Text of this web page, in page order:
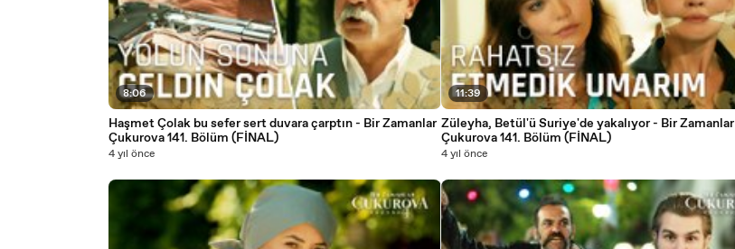
8:06
Haşmet Çolak bu sefer sert duvara çarptın - Bir Zamanlar
Çukurova 141. Bölüm (FİNAL)
4 yıl önce
11:39
Züleyha, Betül'ü Suriye'de yakalıyor - Bir Zamanlar
Çukurova 141. Bölüm (FİNAL)
4 yıl önce